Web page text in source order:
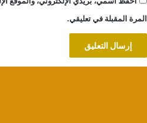
المرة المقبلة في تعليقي.